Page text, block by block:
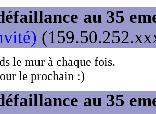
au 35
le mur à chaque fois.
le prochain :)
au 35